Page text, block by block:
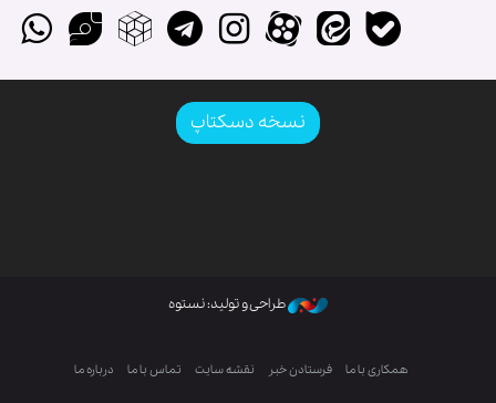
نسخه دسکتاپ
طراحی و تولید: نستوه
همکاری با ما فرستادن خبر نقشه سایت تماس با ما درباره ما